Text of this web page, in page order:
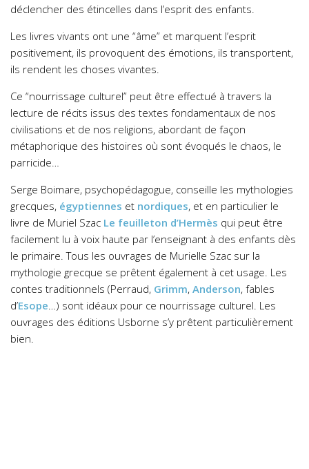
déclencher des étincelles dans l’esprit des enfants.
Les livres vivants ont une “âme” et marquent l’esprit
positivement, ils provoquent des émotions, ils transportent,
ils rendent les choses vivantes.
Ce “nourrissage culturel” peut être effectué à travers la
lecture de récits issus des textes fondamentaux de nos
civilisations et de nos religions, abordant de façon
métaphorique des histoires où sont évoqués le chaos, le
parricide…
Serge Boimare, psychopédagogue, conseille les mythologies
grecques, égyptiennes et nordiques, et en particulier le
livre de Muriel Szac Le feuilleton d’Hermès qui peut être
facilement lu à voix haute par l’enseignant à des enfants dès
le primaire. Tous les ouvrages de Murielle Szac sur la
mythologie grecque se prêtent également à cet usage. Les
contes traditionnels (Perraud, Grimm, Anderson, fables
d’Esope …) sont idéaux pour ce nourrissage culturel. Les
ouvrages des éditions Usborne s’y prêtent particulièrement
bien.